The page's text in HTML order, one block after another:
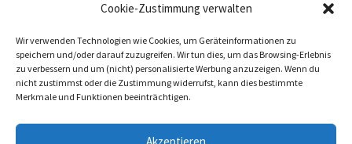
Cookie-Zustimmung verwalten
Wir verwenden Technologien wie Cookies, um Geräteinformationen zu
speichern und/oder darauf zuzugreifen. Wir tun dies, um das Browsing-Erlebnis
zu verbessern und um (nicht) personalisierte Werbung anzuzeigen. Wenn du
nicht zustimmst oder die Zustimmung widerrufst, kann dies bestimmte
Merkmale und Funktionen beeinträchtigen.
Akzeptieren
Facebook
Instagram
TikTok